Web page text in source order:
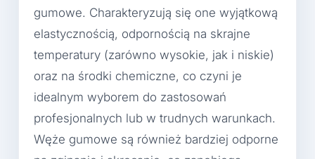
gumowe. Charakteryzują się one wyjątkową
elastycznością, odpornością na skrajne
temperatury (zarówno wysokie, jak i niskie)
oraz na środki chemiczne, co czyni je
idealnym wyborem do zastosowań
profesjonalnych lub w trudnych warunkach.
Węże gumowe są również bardziej odporne